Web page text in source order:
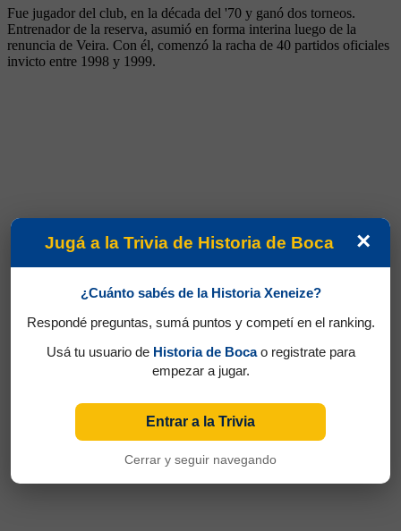
Fue jugador del club, en la década del '70 y ganó dos torneos.
Entrenador de la reserva, asumió en forma interina luego de la
renuncia de Veira. Con él, comenzó la racha de 40 partidos oficiales
invicto entre 1998 y 1999.
×
Jugá a la Trivia de Historia de Boca
¿Cuánto sabés de la Historia Xeneize?
Respondé preguntas, sumá puntos y competí en el ranking.
Usá tu usuario de Historia de Bocao registrate para
empezar a jugar.
Entrar a la Trivia
Cerrar y seguir navegando